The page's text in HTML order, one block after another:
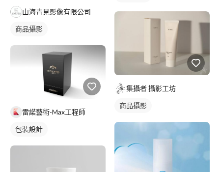
山海青見影像有限公司
商品攝影
雷諾藝術-Max工程師
包裝設計
集攝者 攝影工坊
商品攝影